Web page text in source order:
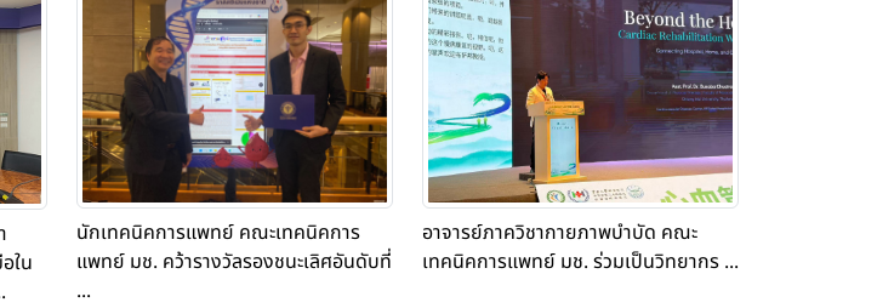
ใน
นักเทคนิคการแพทย์ คณะเทคนิคการ
แพทย์ มช. คว้ารางวัลรองชนะเลิศอันดับที่
...
อาจารย์ภาควิชากายภาพบำบัด คณะ
เทคนิคการแพทย์ มช. ร่วมเป็นวิทยากร ...